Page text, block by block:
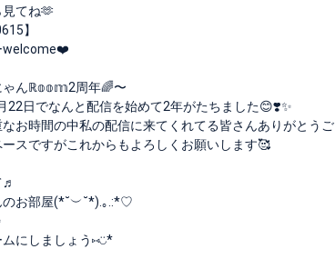
見てね🫶
】
welcome❤️
ゃんℝ𝕠𝕠𝕞2周年🌈〜
22日でなんと配信を始めて2年がたちました😊❣️✨
お時間の中私の配信に来てくれてる皆さんありがとう
スですがこれからもよろしくお願いします🥰
♬︎
のお部屋(*˘︶˘*).｡.:*♡
にしましょう⑅︎◡̈︎*